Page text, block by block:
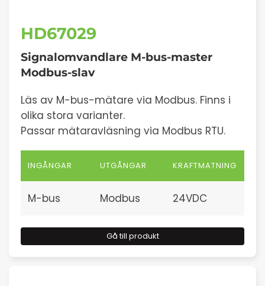
HD67029
Signalomvandlare M-bus-master
Modbus-slav
Läs av M-bus-mätare via Modbus. Finns i
olika stora varianter.
Passar mätaravläsning via Modbus RTU.
INGÅNGAR UTGÅNGAR KRAFTMATNING
M-bus Modbus 24VDC
Gå till produkt